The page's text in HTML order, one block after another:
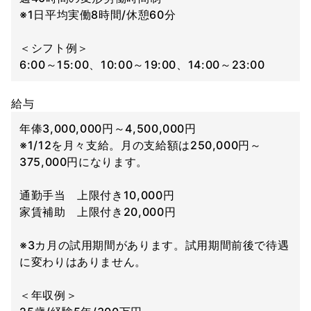
※1日平均実働8時間/休憩60分
＜シフト例＞
6:00～15:00、10:00～19:00、14:00～23:00
給与
年俸3,000,000円～4,500,000円
※1/12を月々支給。月の支給額は250,000円～
375,000円になります。
通勤手当 上限付き10,000円
家賃補助 上限付き20,000円
※3カ月の試用期間があります。試用期間前後で待遇
に変わりはありません。
＜年収例＞